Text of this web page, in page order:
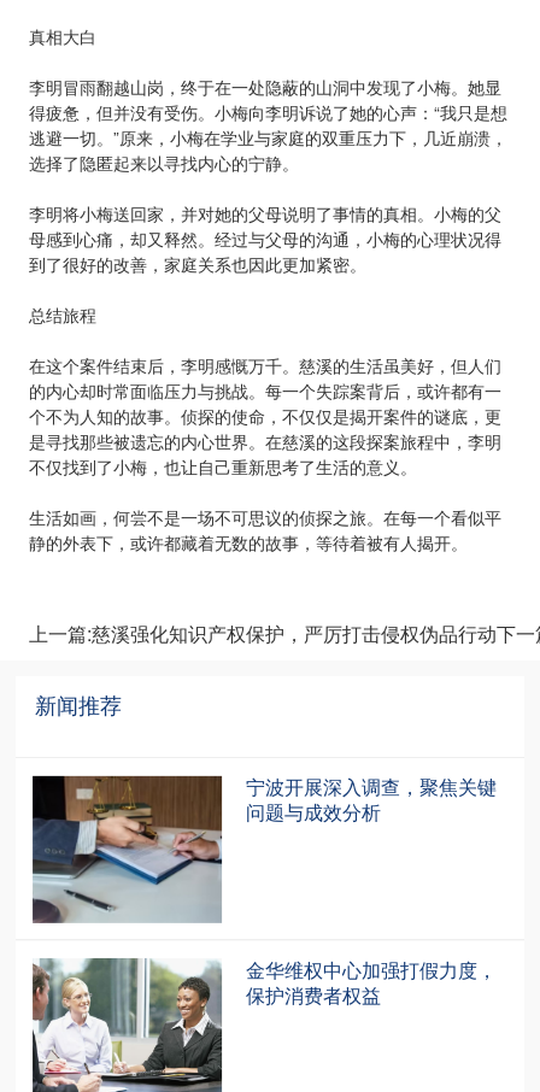
真相大白
李明冒雨翻越山岗，终于在一处隐蔽的山洞中发现了小梅。她显
得疲惫，但并没有受伤。小梅向李明诉说了她的心声：“我只是想
逃避一切。”原来，小梅在学业与家庭的双重压力下，几近崩溃，
选择了隐匿起来以寻找内心的宁静。
李明将小梅送回家，并对她的父母说明了事情的真相。小梅的父
母感到心痛，却又释然。经过与父母的沟通，小梅的心理状况得
到了很好的改善，家庭关系也因此更加紧密。
总结旅程
在这个案件结束后，李明感慨万千。慈溪的生活虽美好，但人们
的内心却时常面临压力与挑战。每一个失踪案背后，或许都有一
个不为人知的故事。侦探的使命，不仅仅是揭开案件的谜底，更
是寻找那些被遗忘的内心世界。在慈溪的这段探案旅程中，李明
不仅找到了小梅，也让自己重新思考了生活的意义。
生活如画，何尝不是一场不可思议的侦探之旅。在每一个看似平
静的外表下，或许都藏着无数的故事，等待着被有人揭开。
上一篇:慈溪强化知识产权保护，严厉打击侵权伪品行动下
新闻推荐
宁波开展深入调查，聚焦关键
问题与成效分析
金华维权中心加强打假力度，
保护消费者权益